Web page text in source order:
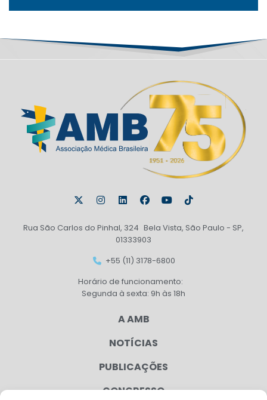
Rua São Carlos do Pinhal, 324 Bela Vista, São Paulo - SP,
01333903
+55 (11) 3178-6800
Horário de funcionamento:
Segunda à sexta: 9h às 18h
A AMB
NOTÍCIAS
PUBLICAÇÕES
CONGRESSO